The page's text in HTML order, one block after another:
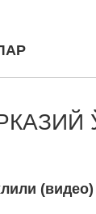
(видео)